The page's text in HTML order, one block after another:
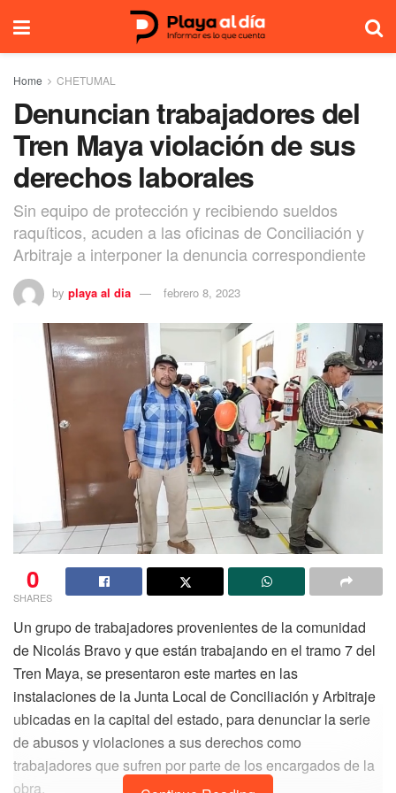
Home CHETUMAL
Denuncian trabajadores del
Tren Maya violación de sus
derechos laborales
Sin equipo de protección y recibiendo sueldos
raquíticos, acuden a las oficinas de Conciliación y
Arbitraje a interponer la denuncia correspondiente
by playa al dia febrero 8, 2023
0
SHARES
Un grupo de trabajadores provenientes de la comunidad
de Nicolás Bravo y que están trabajando en el tramo 7 del
Tren Maya, se presentaron este martes en las
instalaciones de la Junta Local de Conciliación y Arbitraje
ubicadas en la capital del estado, para denunciar la serie
de abusos y violaciones a sus derechos como
trabajadores que sufren por parte de los encargados de la
obra.